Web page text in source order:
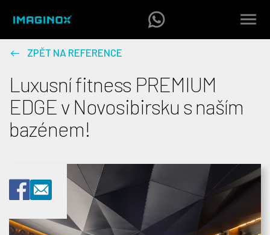
ZPĚT NA REFERENCE
Luxusní fitness PREMIUM
EDGE v Novosibirsku s naším
bazénem!